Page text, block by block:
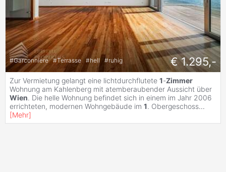
#Garconniere #Terrasse #hell #ruhig € 1.295,-
Zur Vermietung gelangt eine lichtdurchflutete 1-Zimmer
Wohnung am Kahlenberg mit atemberaubender Aussicht über
Wien. Die helle Wohnung befindet sich in einem im Jahr 2006
errichteten, modernen Wohngebäude im 1. Obergeschoss...
[Mehr]